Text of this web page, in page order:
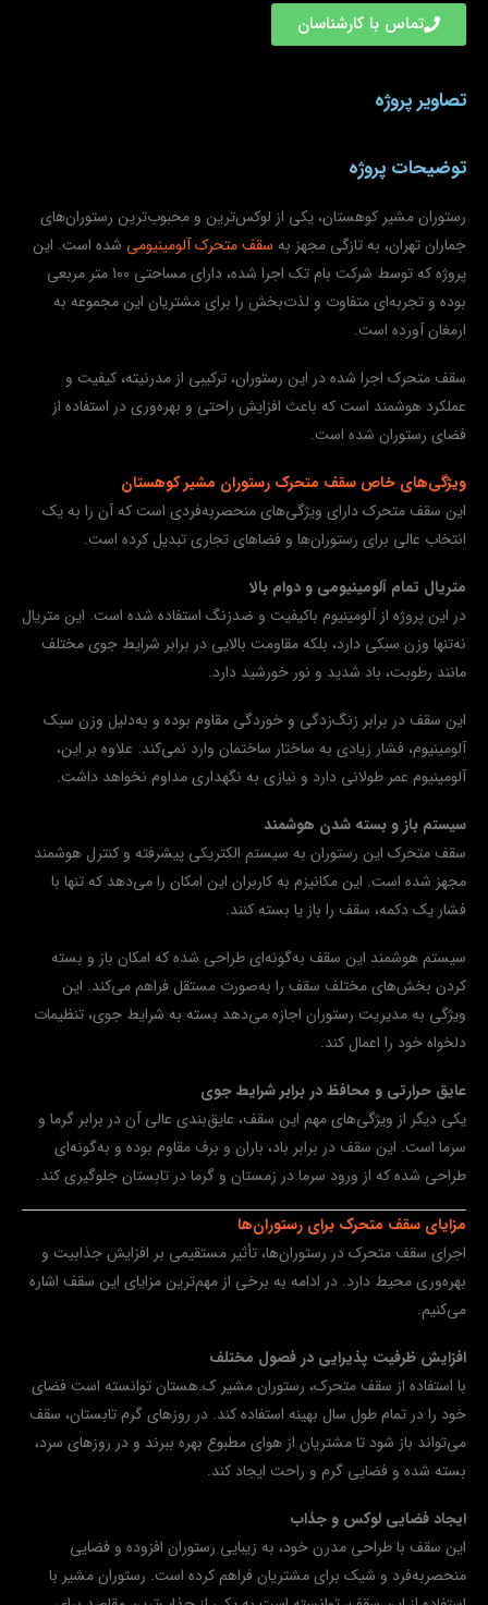
تماس با کارشناسان
تصاویر پروژه
توضیحات پروژه
رستوران مشیر کوهستان، یکی از لوکس‌ترین و محبوب‌ترین رستوران‌های
جماران تهران، به تازگی مجهز به سقف متحرک آلومینیومی شده است. این
پروژه که توسط شرکت بام تک اجرا شده، دارای مساحتی 100 متر مربعی
بوده و تجربه‌ای متفاوت و لذت‌بخش را برای مشتریان این مجموعه به
ارمغان آورده است.
سقف متحرک اجرا شده در این رستوران، ترکیبی از مدرنیته، کیفیت و
عملکرد هوشمند است که باعث افزایش راحتی و بهره‌وری در استفاده از
فضای رستوران شده است.
ویژگی‌های خاص سقف متحرک رستوران مشیر کوهستان
این سقف متحرک دارای ویژگی‌های منحصربه‌فردی است که آن را به یک
انتخاب عالی برای رستوران‌ها و فضاهای تجاری تبدیل کرده است.
متریال تمام آلومینیومی و دوام بالا
در این پروژه از آلومینیوم باکیفیت و ضدزنگ استفاده شده است. این متریال
نه‌تنها وزن سبکی دارد، بلکه مقاومت بالایی در برابر شرایط جوی مختلف
مانند رطوبت، باد شدید و نور خورشید دارد.
این سقف در برابر زنگ‌زدگی و خوردگی مقاوم بوده و به‌دلیل وزن سبک
آلومینیوم، فشار زیادی به ساختار ساختمان وارد نمی‌کند. علاوه بر این،
آلومینیوم عمر طولانی دارد و نیازی به نگهداری مداوم نخواهد داشت.
سیستم باز و بسته شدن هوشمند
سقف متحرک این رستوران به سیستم الکتریکی پیشرفته و کنترل هوشمند
مجهز شده است. این مکانیزم به کاربران این امکان را می‌دهد که تنها با
فشار یک دکمه، سقف را باز یا بسته کنند.
سیستم هوشمند این سقف به‌گونه‌ای طراحی شده که امکان باز و بسته
کردن بخش‌های مختلف سقف را به‌صورت مستقل فراهم می‌کند. این
ویژگی به مدیریت رستوران اجازه می‌دهد بسته به شرایط جوی، تنظیمات
دلخواه خود را اعمال کند.
عایق حرارتی و محافظ در برابر شرایط جوی
یکی دیگر از ویژگی‌های مهم این سقف، عایق‌بندی عالی آن در برابر گرما و
سرما است. این سقف در برابر باد، باران و برف مقاوم بوده و به‌گونه‌ای
طراحی شده که از ورود سرما در زمستان و گرما در تابستان جلوگیری کند.
مزایای سقف متحرک برای رستوران‌ها
اجرای سقف متحرک در رستوران‌ها، تأثیر مستقیمی بر افزایش جذابیت و
بهره‌وری محیط دارد. در ادامه به برخی از مهم‌ترین مزایای این سقف اشاره
می‌کنیم.
افزایش ظرفیت پذیرایی در فصول مختلف
با استفاده از سقف متحرک، رستوران مشیر ک.هستان توانسته است فضای
خود را در تمام طول سال بهینه استفاده کند. در روزهای گرم تابستان، سقف
می‌تواند باز شود تا مشتریان از هوای مطبوع بهره ببرند و در روزهای سرد،
بسته شده و فضایی گرم و راحت ایجاد کند.
ایجاد فضایی لوکس و جذاب
این سقف با طراحی مدرن خود، به زیبایی رستوران افزوده و فضایی
منحصربه‌فرد و شیک برای مشتریان فراهم کرده است. رستوران مشیر با